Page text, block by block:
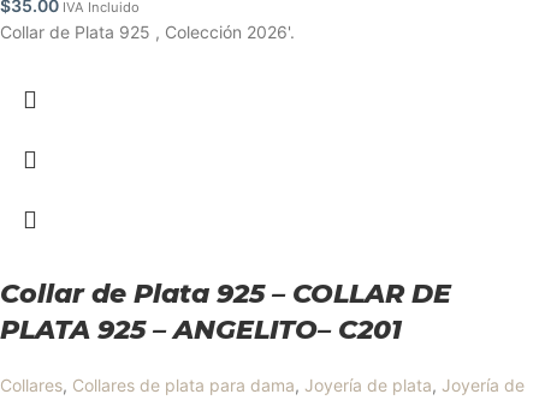
$35.00 IVA Incluido
Collar de Plata 925 , Colección 2026'.
Collar de Plata 925 – COLLAR DE
PLATA 925 – ANGELITO– C201
Collares, Collares de plata para dama, Joyería de plata, Joyería de